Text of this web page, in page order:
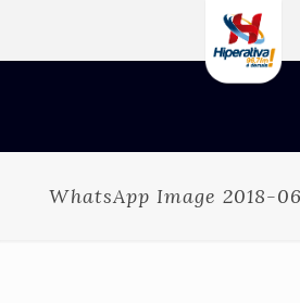
WhatsApp Image 2018-